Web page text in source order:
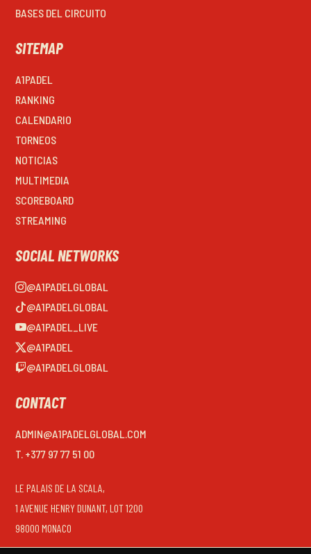
BASES DEL CIRCUITO
SITEMAP
A1PADEL
RANKING
CALENDARIO
TORNEOS
NOTICIAS
MULTIMEDIA
SCOREBOARD
STREAMING
SOCIAL NETWORKS
@A1PADELGLOBAL
@A1PADELGLOBAL
@A1PADEL_LIVE
@A1PADEL
@A1PADELGLOBAL
CONTACT
ADMIN@A1PADELGLOBAL.COM
T. +377 97 77 51 00
LE PALAIS DE LA SCALA,
1 AVENUE HENRY DUNANT, LOT 1200
98000 MONACO